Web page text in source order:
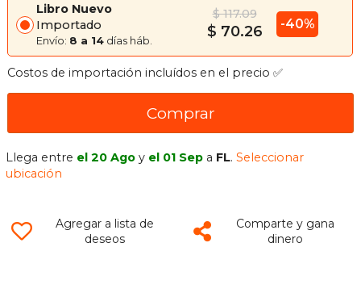
Libro Nuevo
Importado
Envío: 8 a 14 días háb.
$ 117.09
$ 70.26 -40%
Costos de importación incluídos en el precio ✅
Comprar
Llega entre el 20 Ago y el 01 Sep a FL.Seleccionar
ubicación
Agregar a lista de
deseos
Comparte y gana
dinero